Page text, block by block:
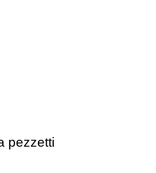
pezzetti